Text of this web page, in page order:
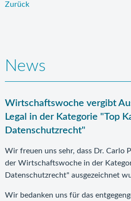
Zurück
News
Wirtschaftswoche vergibt
Legal in der Kategorie "Top
Datenschutzrecht"
Wir freuen uns sehr, dass Dr. Carlo
der Wirtschaftswoche in der
Datenschutzrecht" ausgezeichnet
Wir bedanken uns für das